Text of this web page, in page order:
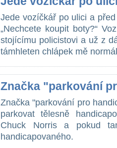
Jede vozíčkář po ulici a
„Nechcete koupit boty?“
stojícímu policistovi a už z
támhleten chlápek mě
Značka "parkování
Značka "parkování pro
parkovat tělesně
Chuck Norris a pokud
handicapovaného.